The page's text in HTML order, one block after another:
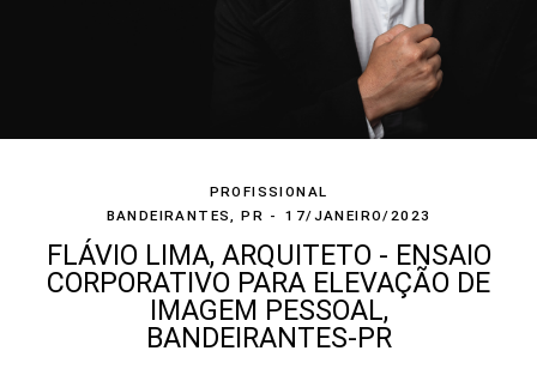
PROFISSIONAL
BANDEIRANTES, PR
17/JANEIRO/2023
FLÁVIO LIMA, ARQUITETO - ENSAIO
CORPORATIVO PARA ELEVAÇÃO DE
IMAGEM PESSOAL,
BANDEIRANTES-PR